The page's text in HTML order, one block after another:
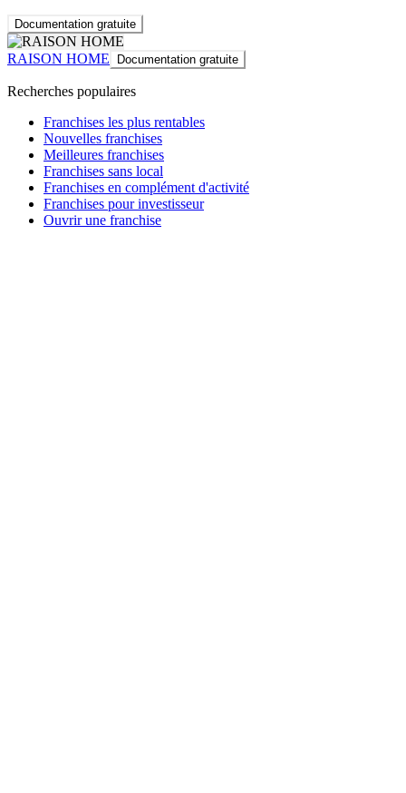
Documentation gratuite
RAISON HOME Documentation gratuite
Recherches populaires
Franchises les plus rentables
Nouvelles franchises
Meilleures franchises
Franchises sans local
Franchises en complément d'activité
Franchises pour investisseur
Ouvrir une franchise